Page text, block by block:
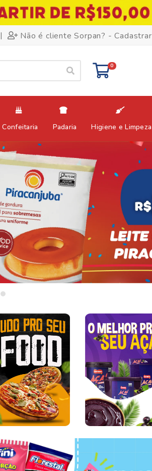
| Não é cliente Sorpan? - Cadastrar
0
Confeitaria Padaria Higiene e Limpeza